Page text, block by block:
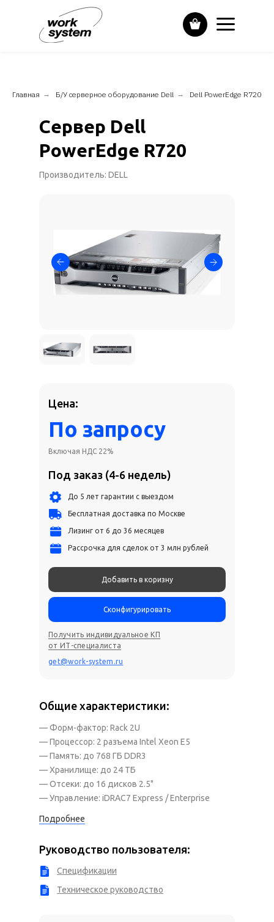
Главная → Б/У серверное оборудование Dell → Dell PowerEdge R720
Сервер Dell
PowerEdge R720
Производитель: DELL
— Форм-фактор: Rack 2U
— Процессор: 2 разъема Intel Xeon E5
— Память: до 768 ГБ DDR3
— Хранилище: до 24 ТБ
— Отсеки: до 16 дисков 2.5"
— Управление: iDRAC7 Express / Enterprise
Спецификации
Техническое руководство
Подробнее
Общие характеристики:
Руководство пользователя:
Цена:
Под заказ (4-6 недель)
По запросу
Включая НДС 22%
До 5 лет гарантии с выездом
Получить индивидуальное КП
от ИТ-специалиста
get@work-system.ru
Бесплатная доставка по Москве
Лизинг от 6 до 36 месяцев
Рассрочка для сделок от 3 млн рублей
Добавить в коризну
Сконфигурировать